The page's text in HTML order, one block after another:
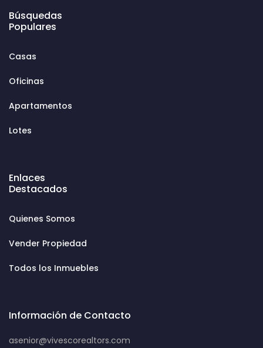
Búsquedas
Populares
Casas
Oficinas
Apartamentos
Lotes
Enlaces
Destacados
Quienes Somos
Vender Propiedad
Todos los Inmuebles
Información de Contacto
asenior@vivescorealtors.com